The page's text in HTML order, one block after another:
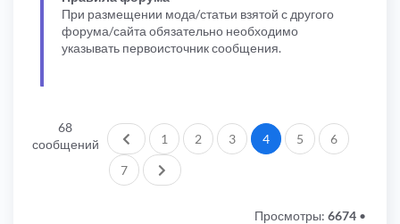
При размещении мода/статьи взятой с другого
форума/сайта обязательно необходимо
указывать первоисточник сообщения.
68
сообщений
Пред.
1 2 3 4 5 6
7 След.
Просмотры: 6674 •